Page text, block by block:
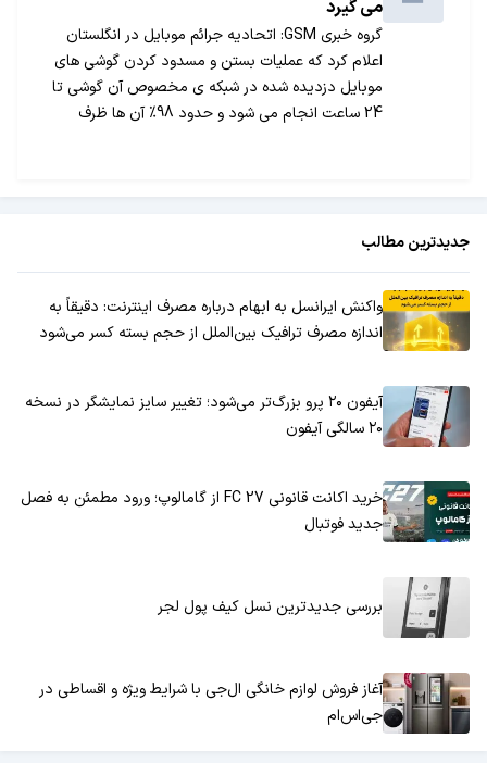
می گیرد
گروه خبری GSM: اتحادیه جرائم موبایل در انگلستان
اعلام کرد که عملیات بستن و مسدود کردن گوشی های
موبایل دزدیده شده در شبکه ی مخصوص آن گوشی تا
24 ساعت انجام می شود و حدود 98% آن ها ظرف
جدیدترین مطالب
واکنش ایرانسل به ابهام درباره مصرف اینترنت: دقیقاً به
اندازه مصرف ترافیک بین‌الملل از حجم بسته کسر می‌شود
آیفون ۲۰ پرو بزرگ‌تر می‌شود؛ تغییر سایز نمایشگر در نسخه
۲۰ سالگی آیفون
خرید اکانت قانونی FC 27 از گامالوپ؛ ورود مطمئن به فصل
جدید فوتبال
بررسی جدیدترین نسل کیف پول لجر
آغاز فروش لوازم خانگی ال‌جی با شرایط ویژه و اقساطی در
جی‌اس‌ام